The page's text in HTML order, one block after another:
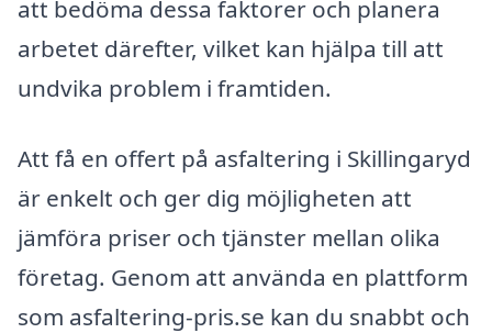
att bedöma dessa faktorer och planera
arbetet därefter, vilket kan hjälpa till att
undvika problem i framtiden.
Att få en offert på asfaltering i Skillingaryd
är enkelt och ger dig möjligheten att
jämföra priser och tjänster mellan olika
företag. Genom att använda en plattform
som asfaltering-pris.se kan du snabbt och